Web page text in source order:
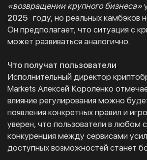
«возвращении крупного бизнеса»
2025 году, но реальных камбэков
Он предполагает, что ситуация с
может развиваться аналогично.
Что получат пользователи
Исполнительный директор
Markets Алексей Короленко
влияние регулирования можно
появления конкретных правил и
уверен, что пользователи в любом
конкуренция между сервисами
доступных возможностей станет